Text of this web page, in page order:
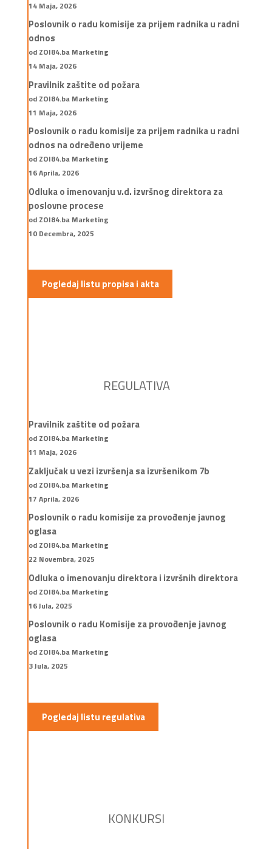
14 Maja, 2026
Poslovnik o radu komisije za prijem radnika u radni
odnos
od ZOI84.ba Marketing
14 Maja, 2026
Pravilnik zaštite od požara
od ZOI84.ba Marketing
11 Maja, 2026
Poslovnik o radu komisije za prijem radnika u radni
odnos na određeno vrijeme
od ZOI84.ba Marketing
16 Aprila, 2026
Odluka o imenovanju v.d. izvršnog direktora za
poslovne procese
od ZOI84.ba Marketing
10 Decembra, 2025
Pogledaj listu propisa i akta
REGULATIVA
Pravilnik zaštite od požara
od ZOI84.ba Marketing
11 Maja, 2026
Zaključak u vezi izvršenja sa izvršenikom 7b
od ZOI84.ba Marketing
17 Aprila, 2026
Poslovnik o radu komisije za provođenje javnog
oglasa
od ZOI84.ba Marketing
22 Novembra, 2025
Odluka o imenovanju direktora i izvršnih direktora
od ZOI84.ba Marketing
16 Jula, 2025
Poslovnik o radu Komisije za provođenje javnog
oglasa
od ZOI84.ba Marketing
3 Jula, 2025
Pogledaj listu regulativa
KONKURSI